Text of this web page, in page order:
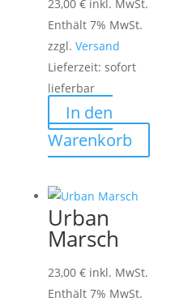
23,00 € inkl. MwSt.
Enthält 7% MwSt.
zzgl. Versand
Lieferzeit: sofort
lieferbar
In den
Warenkorb
Urban
Marsch
23,00 € inkl. MwSt.
Enthält 7% MwSt.